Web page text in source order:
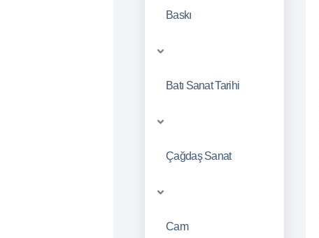
Baskı
Batı Sanat Tarihi
Çağdaş Sanat
Cam